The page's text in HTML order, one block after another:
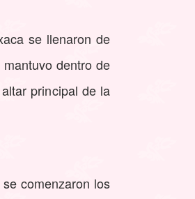
se llenaron de
dentro de
principal de la
comenzaron los